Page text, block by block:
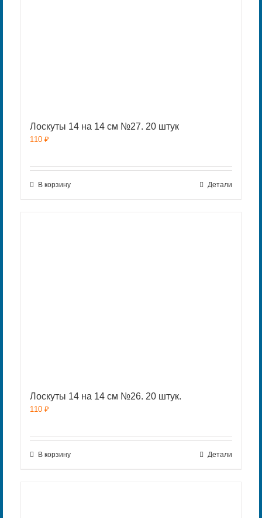
Лоскуты 14 на 14 см №27. 20 штук
110 ₽
В корзину Детали
Лоскуты 14 на 14 см №26. 20 штук.
110 ₽
В корзину Детали